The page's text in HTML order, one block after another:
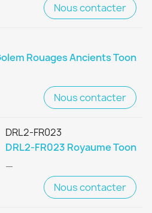
Nous contacter
Rouages Ancients Toon
Nous contacter
DRL2-FR023
DRL2-FR023 Royaume Toon
—
Nous contacter